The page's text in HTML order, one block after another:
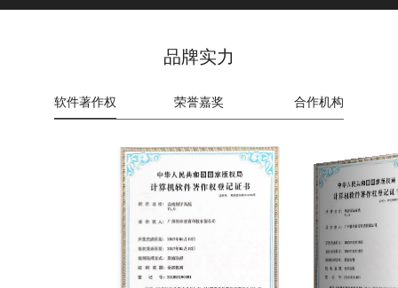
品牌实力
软件著作权 荣誉嘉奖 合作机构